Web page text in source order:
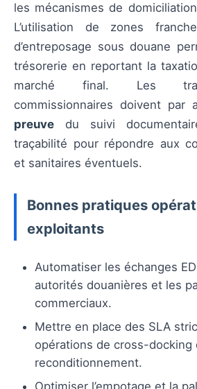
les mécanismes de
L’utilisation de zones
d’entreposage sous douane
trésorerie en reportant la
marché final. Les
commissionnaires doivent par
preuve du suivi
traçabilité pour répondre aux
et sanitaires éventuels.
Bonnes pratiques
exploitants
Automatiser les échanges
autorités douanières et les
commerciaux.
Mettre en place des SLA
opérations de cross-docking
reconditionnement.